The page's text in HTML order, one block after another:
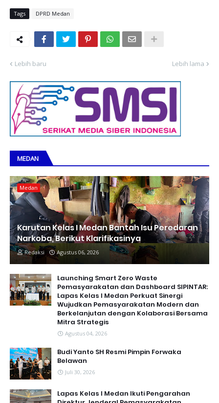
Tags DPRD Medan
Lebih baru Lebih lama
MEDAN
Medan
Karutan Kelas I Medan Bantah Isu Peredaran
Narkoba, Berikut Klarifikasinya
Redaksi Agustus 06, 2026
Launching Smart Zero Waste
Pemasyarakatan dan Dashboard SIPINTAR:
Lapas Kelas I Medan Perkuat Sinergi
Wujudkan Pemasyarakatan Modern dan
Berkelanjutan dengan Kolaborasi Bersama
Mitra Strategis
Agustus 04, 2026
Budi Yanto SH Resmi Pimpin Forwaka
Belawan
Juli 30, 2026
Lapas Kelas I Medan Ikuti Pengarahan